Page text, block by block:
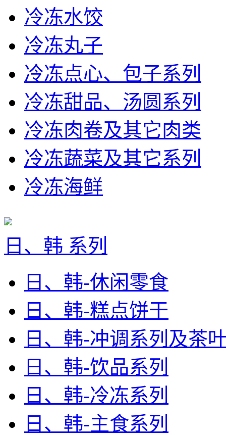
冷冻水饺
冷冻丸子
冷冻点心、包子系列
冷冻甜品、汤圆系列
冷冻肉卷及其它肉类
冷冻蔬菜及其它系列
冷冻海鲜
日、韩 系列
日、韩-休闲零食
日、韩-糕点饼干
日、韩-冲调系列及茶
日、韩-饮品系列
日、韩-冷冻系列
日、韩-主食系列